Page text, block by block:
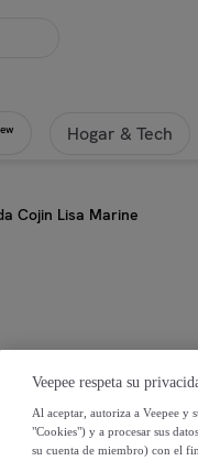
Hogar & Tech
Cojin Lisa Marine
Veepee respeta su
Al aceptar, autoriza a Veepee y
"Cookies") y a procesar sus
su cuenta de miembro) con el